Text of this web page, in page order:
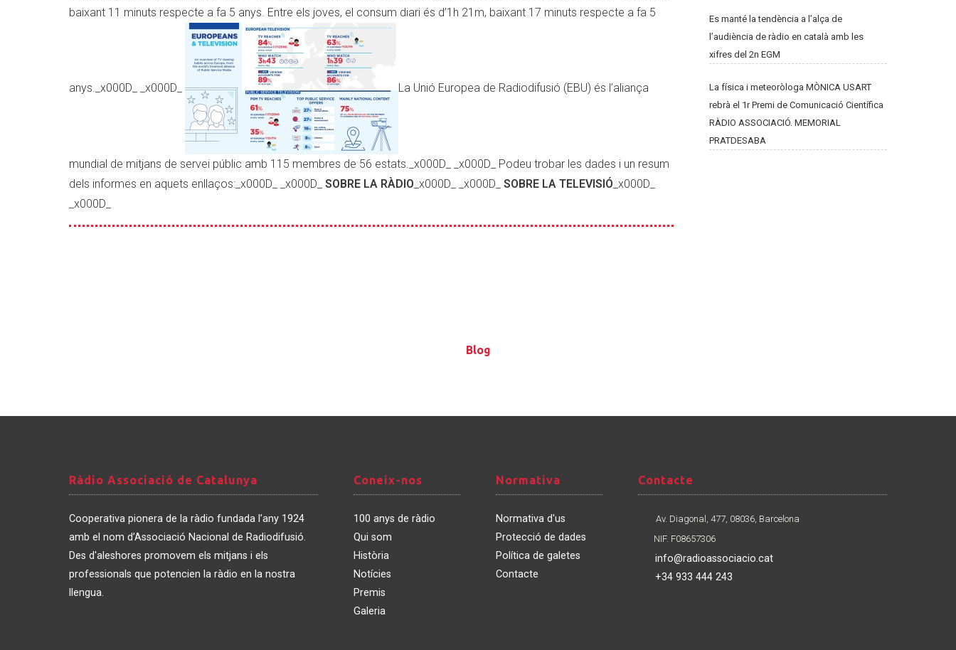
baixant 11 minuts respecte a fa 5 anys. Entre els joves, el consum diari és d’1h 21m, baixant 17 minuts respecte a fa 5
anys._x000D_ _x000D_ La Unió Europea de Radiodifusió (EBU) és l’aliança
mundial de mitjans de servei públic amb 115 membres de 56 estats._x000D_ _x000D_ Podeu trobar les dades i un resum
dels informes en aquets enllaços:_x000D_ _x000D_ SOBRE LA RÀDIO _x000D_ _x000D_ SOBRE LA TELEVISIÓ _x000D_
_x000D_
Es manté la tendència a l’alça de
l’audiència de ràdio en català amb les
xifres del 2n EGM
La física i meteoròloga MÒNICA USART
rebrà el 1r Premi de Comunicació Científica
RÀDIO ASSOCIACIÓ. MEMORIAL
PRATDESABA
Blog
Blog
Ràdio
Associació
de
Catalunya
Ràdio Associació de Catalunya
Cooperativa pionera de la ràdio fundada l’any 1924
amb el nom d’Associació Nacional de Radiodifusió.
Des d'aleshores promovem els mitjans i els
professionals que potencien la ràdio en la nostra
llengua.
Coneix-
nos
Coneix-nos
100 anys de ràdio
Qui som
Història
Notícies
Premis
Galeria
Normativa
Normativa
Normativa d'us
Protecció de dades
Política de galetes
Contacte
Contacte
Contacte
Av. Diagonal, 477, 08036, Barcelona
NIF. F08657306
info@radioassociacio.cat
+34 933 444 243